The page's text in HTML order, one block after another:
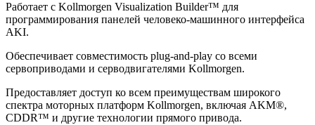
Работает с Kollmorgen Visualization Builder™ для
программирования панелей человеко-машинного интерфейса
AKI.
Обеспечивает совместимость plug-and-play со всеми
сервоприводами и серводвигателями Kollmorgen.
Предоставляет доступ ко всем преимуществам широкого
спектра моторных платформ Kollmorgen, включая AKM®,
CDDR™ и другие технологии прямого привода.